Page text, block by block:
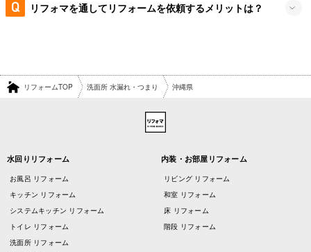
リフォマを通してリフォームを依頼するメリットは？
リフォームTOP 洗面所 水漏れ・つまり 沖縄県
水回りリフォーム
お風呂 リフォーム
キッチン リフォーム
システムキッチン リフォーム
トイレ リフォーム
洗面所 リフォーム
内装・お部屋リフォーム
リビング リフォーム
和室 リフォーム
床 リフォーム
階段 リフォーム